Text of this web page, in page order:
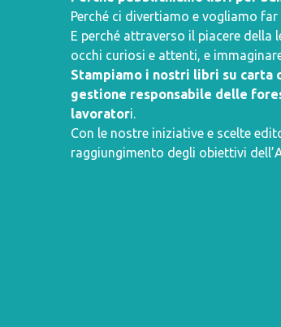
Perché ci divertiamo e vogliamo
E perché attraverso il piacere
occhi curiosi e attenti, e
Stampiamo i nostri libri su carta
gestione responsabile delle
lavoratori.
Con le nostre iniziative e scelte
raggiungimento degli obiettivi dell’